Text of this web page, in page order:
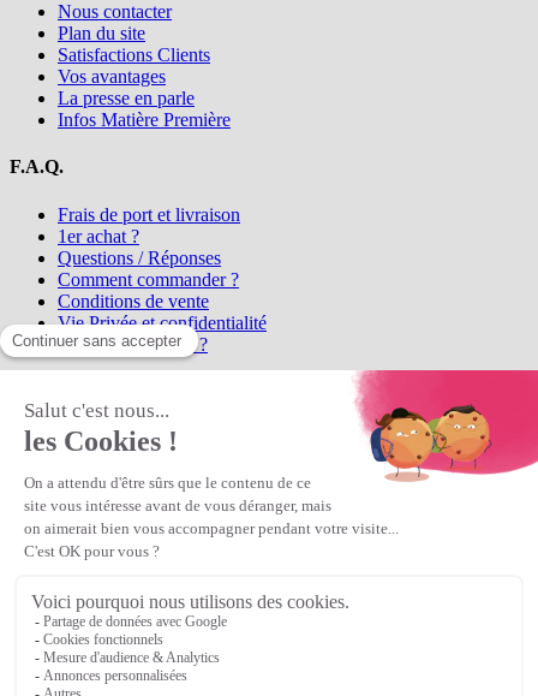
Nous contacter
Plan du site
Satisfactions Clients
Vos avantages
La presse en parle
Infos Matière Première
F.A.Q.
Frais de port et livraison
1er achat ?
Questions / Réponses
Comment commander ?
Conditions de vente
Vie Privée et confidentialité
Qui sommes-nous ?
la référence en perles et bijoux
perles en ligne, telles que les perles
et cristaux et strass en cristal Preciosa, les perles Miyuki perles et
apprêts en Argent 925, Gold Filled, perles de rocaille Preciosa
Matière Première est un
Première
Veuillez patienter...